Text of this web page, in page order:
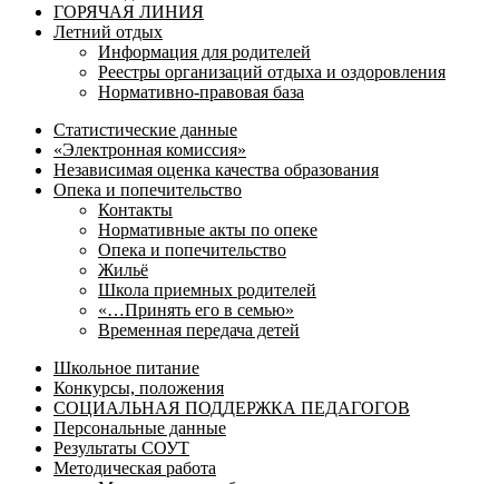
ГОРЯЧАЯ ЛИНИЯ
Летний отдых
Информация для родителей
Реестры организаций отдыха и оздоровления
Нормативно-правовая база
Статистические данные
«Электронная комиссия»
Независимая оценка качества образования
Опека и попечительство
Контакты
Нормативные акты по опеке
Опека и попечительство
Жильё
Школа приемных родителей
«…Принять его в семью»
Временная передача детей
Школьное питание
Конкурсы, положения
СОЦИАЛЬНАЯ ПОДДЕРЖКА ПЕДАГОГОВ
Персональные данные
Результаты СОУТ
Методическая работа